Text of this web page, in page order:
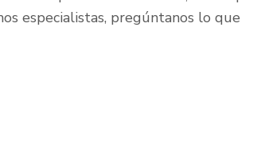
especialistas, pregúntanos lo que